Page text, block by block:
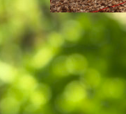
Fun with
Karte,
Geschichte